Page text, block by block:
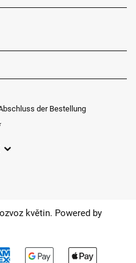
der Bestellung
der Möglichkeiten
květin. Powered by